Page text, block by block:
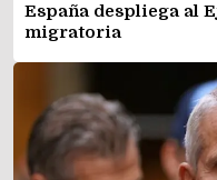
España despliega al
migratoria